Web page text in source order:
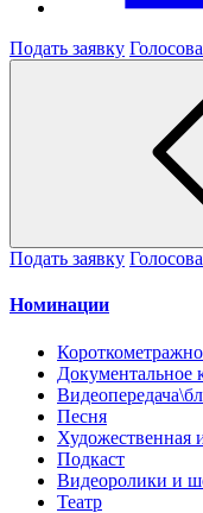
Подать заявку
Подать заявку
Номинации
Документальное
Песня
Художественная
Подкаст
Видеоролики и
Театр